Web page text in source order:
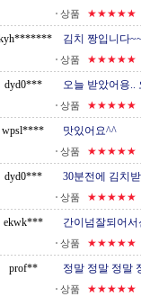
상품 ★★★★★
김치 짱입니다
상품 ★★★★★
dyd0***
오늘 받았어용..
상품 ★★★★★
wpsl****
맛있어요^^
상품 ★★★★★
dyd0***
30분전에 김치
상품 ★★★★★
ekwk***
간이넘잘되어
상품 ★★★★★
prof**
정말 정말 정말
상품 ★★★★★